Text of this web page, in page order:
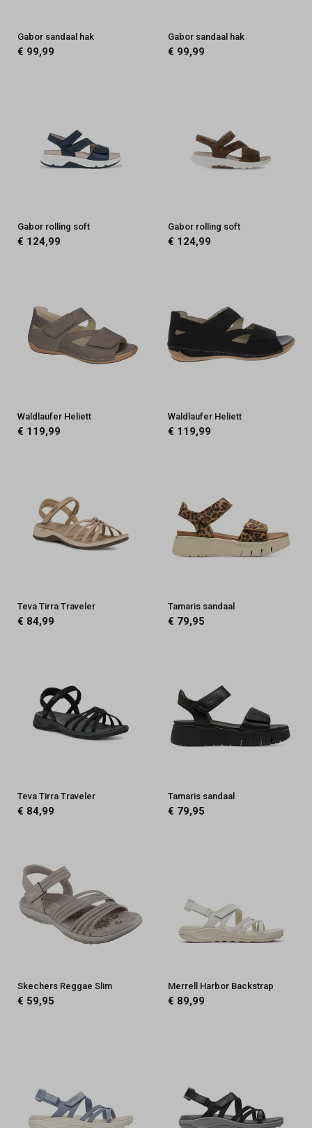
Gabor sandaal hak
€ 99,99
Gabor sandaal hak
€ 99,99
Gabor rolling soft
€ 124,99
Gabor rolling soft
€ 124,99
Waldlaufer Heliett
€ 119,99
Waldlaufer Heliett
€ 119,99
Teva Tirra Traveler
€ 84,99
Tamaris sandaal
€ 79,95
Teva Tirra Traveler
€ 84,99
Tamaris sandaal
€ 79,95
Skechers Reggae Slim
€ 59,95
Merrell Harbor Backstrap
€ 89,99